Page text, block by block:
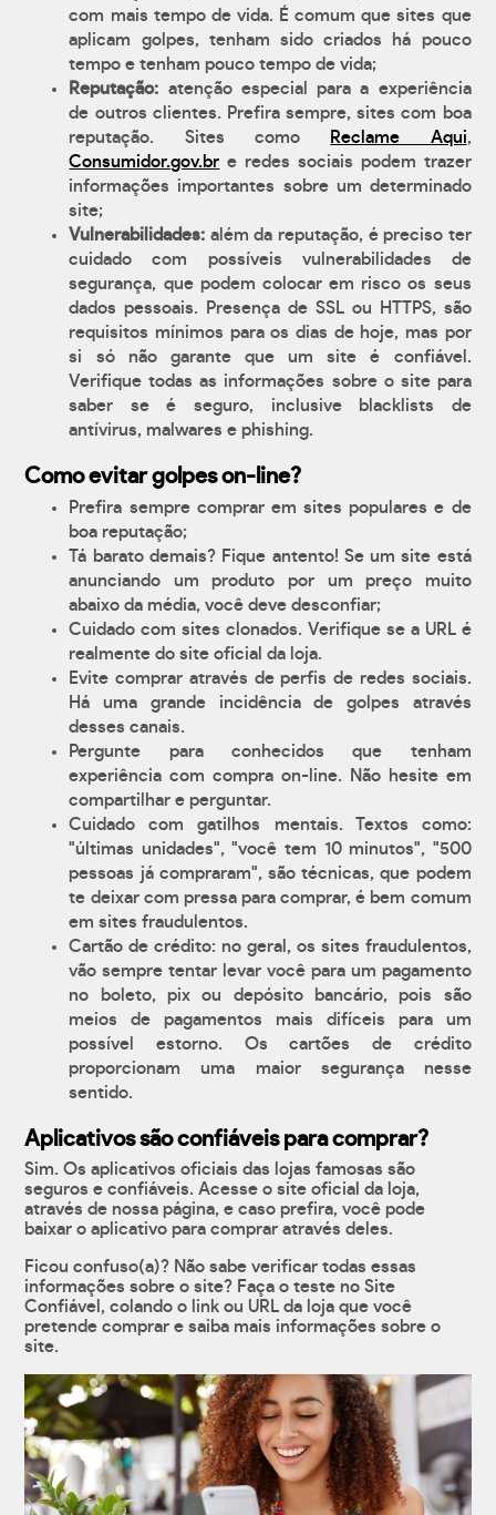
com mais tempo de vida. É comum que sites que
aplicam golpes, tenham sido criados há pouco
tempo e tenham pouco tempo de vida;
Reputação: atenção especial para a experiência
de outros clientes. Prefira sempre, sites com boa
reputação. Sites como
Reclame Aqui,
Consumidor.gov.br e redes sociais podem trazer
informações importantes sobre um determinado
site;
Vulnerabilidades: além da reputação, é preciso ter
cuidado com possíveis vulnerabilidades de
segurança, que podem colocar em risco os seus
dados pessoais. Presença de SSL ou HTTPS, são
requisitos mínimos para os dias de hoje, mas por
si só não garante que um site é confiável.
Verifique todas as informações sobre o site para
saber se é seguro, inclusive blacklists de
antívirus, malwares e phishing.
Como evitar golpes on-line?
Prefira sempre comprar em sites populares e de
boa reputação;
Tá barato demais? Fique antento! Se um site está
anunciando um produto por um preço muito
abaixo da média, você deve desconfiar;
Cuidado com sites clonados. Verifique se a URL é
realmente do site oficial da loja.
Evite comprar através de perfis de redes sociais.
Há uma grande incidência de golpes através
desses canais.
Pergunte para conhecidos que tenham
experiência com compra on-line. Não hesite em
compartilhar e perguntar.
Cuidado com gatilhos mentais. Textos como:
"últimas unidades", "você tem 10 minutos", "500
pessoas já compraram", são técnicas, que podem
te deixar com pressa para comprar, é bem comum
em sites fraudulentos.
Cartão de crédito: no geral, os sites fraudulentos,
vão sempre tentar levar você para um pagamento
no boleto, pix ou depósito bancário, pois são
meios de pagamentos mais difíceis para um
possível estorno. Os cartões de crédito
proporcionam uma maior segurança nesse
sentido.
Aplicativos são confiáveis para comprar?
Sim. Os aplicativos oficiais das lojas famosas são
seguros e confiáveis. Acesse o site oficial da loja,
através de nossa página, e caso prefira, você pode
baixar o aplicativo para comprar através deles.
Ficou confuso(a)? Não sabe verificar todas essas
informações sobre o site? Faça o teste no Site
Confiável, colando o link ou URL da loja que você
pretende comprar e saiba mais informações sobre o
site.